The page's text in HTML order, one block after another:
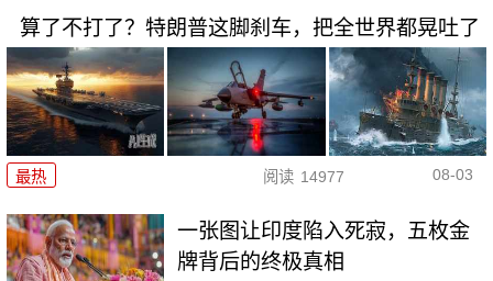
算了不打了？特朗普这脚刹车，把全世界都晃吐了
最热 阅读 14977 08-03
一张图让印度陷入死寂，五枚金
牌背后的终极真相